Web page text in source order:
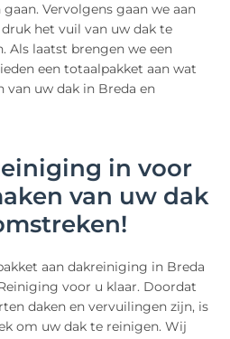
Vervolgens gaan we aan
het vuil van uw dak te
Als laatst brengen we een
een totaalpakket aan wat
uw dak in Breda en
in voor
van uw dak
aan dakreiniging in Breda
voor u klaar. Doordat
daken en vervuilingen zijn, is
om uw dak te reinigen. Wij